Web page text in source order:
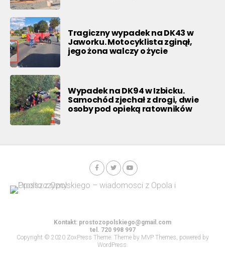
Tragiczny wypadek na DK43 w
Jaworku. Motocyklista zginął,
jego żona walczy o życie
Wypadek na DK94 w Izbicku.
Samochód zjechał z drogi, dwie
osoby pod opieką ratowników
Kontakt: prostozopolskiego@gmail.com
tel. 720 998 997
Copyright © 2020 ZoxPress Theme. Theme by MVP Themes, powered by
WordPress.